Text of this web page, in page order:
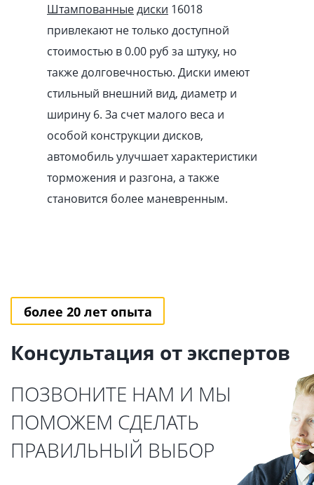
Штампованныедиски 16018
привлекают не только доступной
стоимостью в 0.00 pуб за штуку, но
также долговечностью. Диски имеют
стильный внешний вид, диаметр и
ширину 6. За счет малого веса и
особой конструкции дисков,
автомобиль улучшает характеристики
торможения и разгона, а также
становится более маневренным.
более 20 лет опыта
Консультация от экспертов
ПОЗВОНИТЕ НАМ И МЫ
ПОМОЖЕМ СДЕЛАТЬ
ПРАВИЛЬНЫЙ ВЫБОР